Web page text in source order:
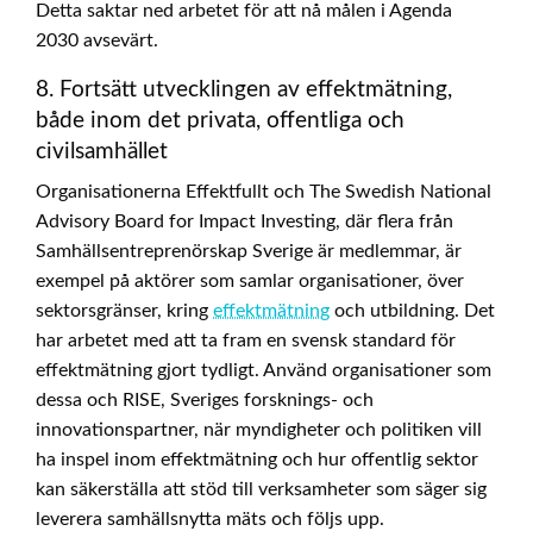
Detta saktar ned arbetet för att nå målen i Agenda
2030 avsevärt.
8. Fortsätt utvecklingen av effektmätning,
både inom det privata, offentliga och
civilsamhället
Organisationerna Effektfullt och The Swedish National
Advisory Board for Impact Investing, där flera från
Samhällsentreprenörskap Sverige är medlemmar, är
exempel på aktörer som samlar organisationer, över
sektorsgränser, kring effektmätning och utbildning. Det
har arbetet med att ta fram en svensk standard för
effektmätning gjort tydligt. Använd organisationer som
dessa och RISE, Sveriges forsknings- och
innovationspartner, när myndigheter och politiken vill
ha inspel inom effektmätning och hur offentlig sektor
kan säkerställa att stöd till verksamheter som säger sig
leverera samhällsnytta mäts och följs upp.